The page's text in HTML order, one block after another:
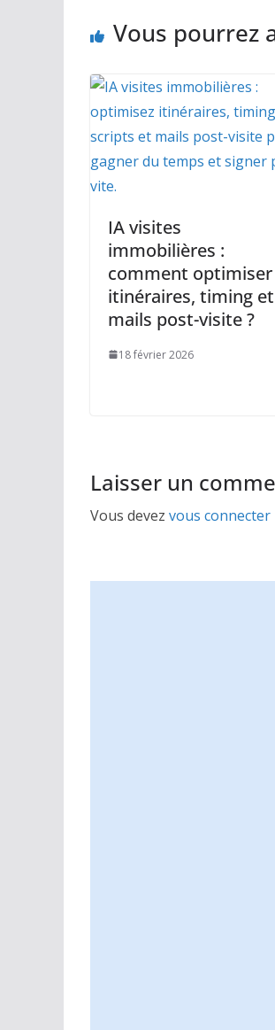
Vous pourrez
IA visites
immobilières :
comment optimiser
itinéraires, timing et
mails post-visite ?
18 février 2026
Laisser un
Vous devez vous connecter